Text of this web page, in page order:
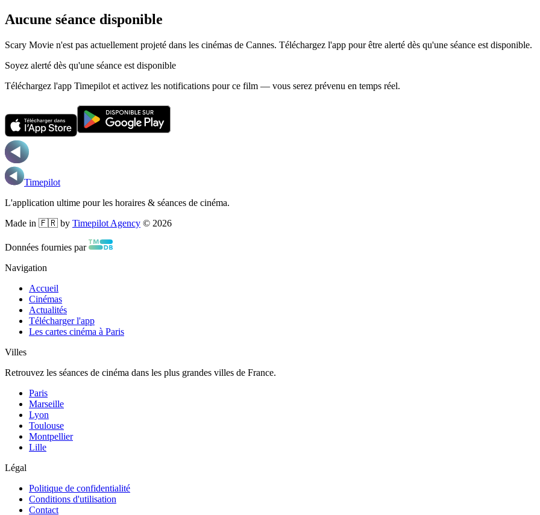
Aucune séance disponible
Scary Movie n'est pas actuellement projeté dans les cinémas de Cannes. Téléchargez l'app pour être alerté dès qu'une séance est disponible.
Soyez alerté dès qu'une séance est disponible
Téléchargez l'app Timepilot et activez les notifications pour ce film — vous serez prévenu en temps réel.
Timepilot
L'application ultime pour les horaires & séances de cinéma.
Made in 🇫🇷 by Timepilot Agency © 2026
Données fournies par
Navigation
Accueil
Cinémas
Actualités
Télécharger l'app
Les cartes cinéma à Paris
Villes
Retrouvez les séances de cinéma dans les plus grandes villes de France.
Paris
Marseille
Lyon
Toulouse
Montpellier
Lille
Légal
Politique de confidentialité
Conditions d'utilisation
Contact